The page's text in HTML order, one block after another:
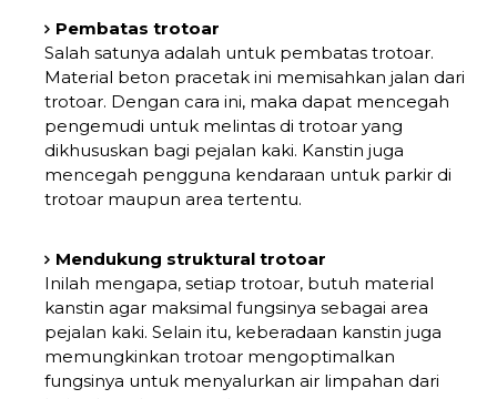
Pembatas trotoar
Salah satunya adalah untuk pembatas trotoar.
Material beton pracetak ini memisahkan jalan dari
trotoar. Dengan cara ini, maka dapat mencegah
pengemudi untuk melintas di trotoar yang
dikhususkan bagi pejalan kaki. Kanstin juga
mencegah pengguna kendaraan untuk parkir di
trotoar maupun area tertentu.
Mendukung struktural trotoar
Inilah mengapa, setiap trotoar, butuh material
kanstin agar maksimal fungsinya sebagai area
pejalan kaki. Selain itu, keberadaan kanstin juga
memungkinkan trotoar mengoptimalkan
fungsinya untuk menyalurkan air limpahan dari